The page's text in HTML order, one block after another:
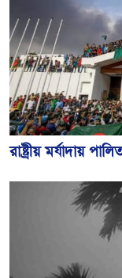
রাষ্ট্রীয় মর্যাদায়